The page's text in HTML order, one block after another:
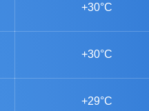
+30°C
+30°C
+29°C